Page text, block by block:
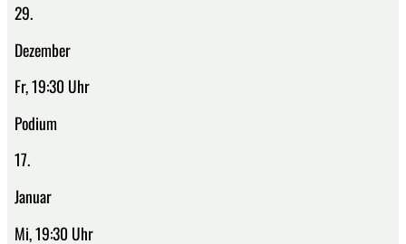
29.
Dezember
Fr, 19:30 Uhr
Podium
17.
Januar
Mi, 19:30 Uhr